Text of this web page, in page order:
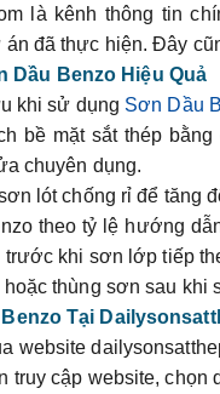
là kênh thông tin
án đã thực hiện. Đây
Dầu Benzo Hiệu Quả
khi sử dụng Sơn Dầu
bề mặt sắt thép
chuyên dụng.
lót chống rỉ để tăng
theo tỷ lệ hướng
trước khi sơn lớp tiếp
thùng sơn sau khi
Tại
website
truy cập website, chọn